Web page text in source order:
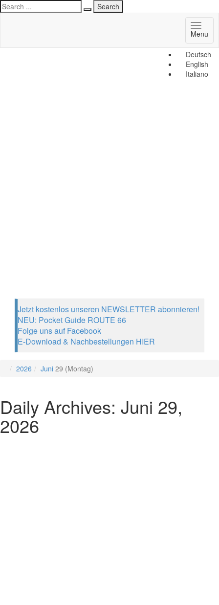
Deutsch
English
Italiano
Menu
Jetzt kostenlos unseren NEWSLETTER abonnieren!
NEU: Pocket Guide ROUTE 66
Folge uns auf Facebook
E-Download & Nachbestellungen HIER
2026 Juni 29 (Montag)
Daily Archives: Juni 29,
2026